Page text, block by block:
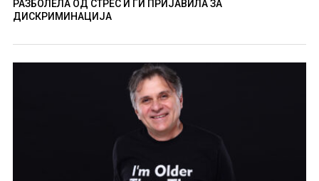
РАЗБОЛЕЛА ОД СТРЕС И ГИ ПРИЈАВИЛА ЗА
ДИСКРИМИНАЦИЈА